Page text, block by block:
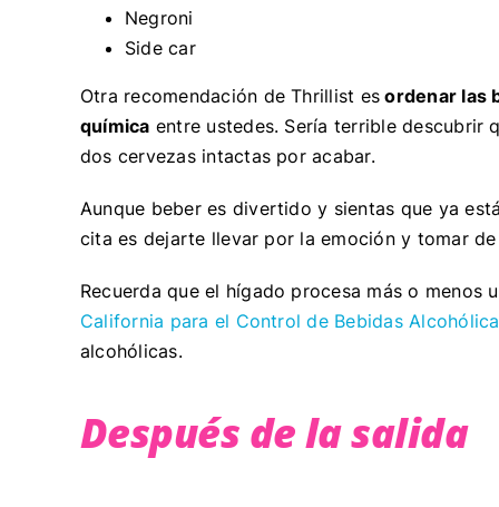
Negroni
Side car
Otra recomendación de Thrillist es ordenar las
química entre ustedes. Sería terrible descubrir
dos cervezas intactas por acabar.
Aunque beber es divertido y sientas que ya
cita es dejarte llevar por la emoción y tomar
Recuerda que el hígado procesa más o
California para el Control de Bebidas
alcohólicas.
Después de la salida